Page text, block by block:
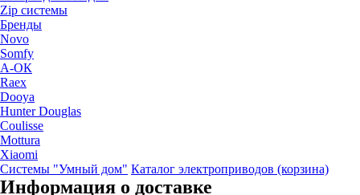
Zip системы
Бренды
Novo
Somfy
А-ОК
Raex
Dooya
Hunter Douglas
Coulisse
Mottura
Xiaomi
Системы "Умный дом" Каталог электроприводов (корзина)
Информация о доставке